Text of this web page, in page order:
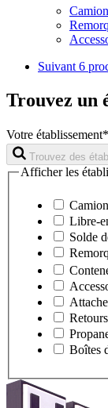
Suivant 6
Trouvez un
Votre établissement*
Trouvez des
Afficher les
Libre-
Solde
Boîtes